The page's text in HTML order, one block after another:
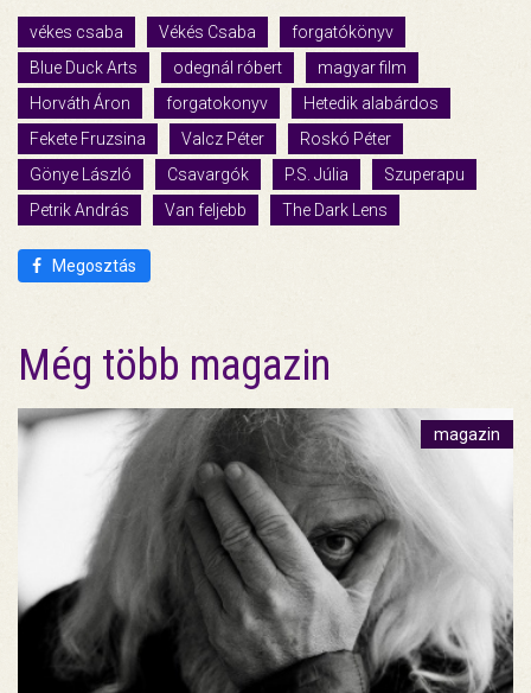
vékes csaba Vékés Csaba
forgatókönyv
Blue Duck Arts
odegnál róbert
magyar film
Horváth Áron
forgatokonyv
Hetedik alabárdos
Fekete Fruzsina
Valcz Péter
Roskó Péter
Gönye László
Csavargók P.S. Júlia
Szuperapu
Petrik András
Van feljebb The Dark Lens
Megosztás
Még több magazin
magazin